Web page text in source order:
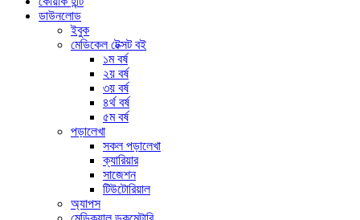
ডাউনলোড
ইবুক
মেডিকেল টেক্সট বই
১ম বর্ষ
২য় বর্ষ
৩য় বর্ষ
৪র্থ বর্ষ
৫ম বর্ষ
পড়ালেখা
সকল পড়ালেখা
ক্যারিয়ার
সাজেশন
টিউটোরিয়াল
অ্যাপস